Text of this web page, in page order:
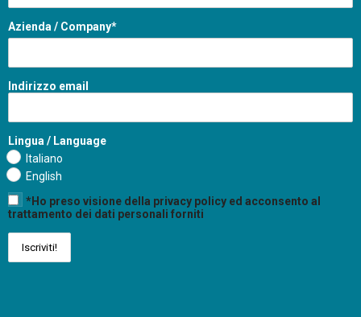
Azienda / Company*
Indirizzo email
Lingua / Language
Italiano
English
*Ho preso visione della privacy policy ed acconsento al
trattamento dei dati personali forniti